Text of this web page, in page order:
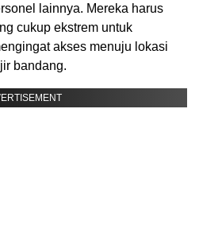
lainnya. Mereka harus
cukup ekstrem untuk
akses menuju lokasi
bandang.